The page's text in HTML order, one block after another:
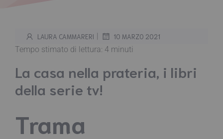
LAURA CAMMARERI | 10 MARZO 2021
Tempo stimato di lettura: 4 minuti
La casa nella prateria, i libri
della serie tv!
Trama